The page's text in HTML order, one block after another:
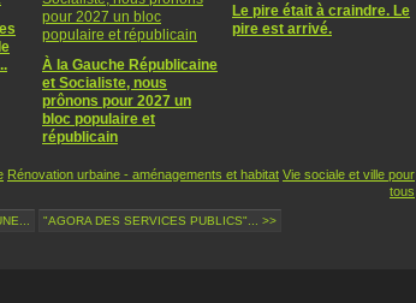
À la Gauche Républicaine
et Socialiste, nous
prônons pour 2027 un
bloc populaire et
républicain
Le pire était à craindre. Le
pire est arrivé.
Rénovation urbaine - aménagements et habitat Vie sociale et ville pour
tous
"AGORA DES SERVICES PUBLICS"... >>